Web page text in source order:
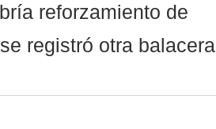
reforzamiento de
registró otra balacera